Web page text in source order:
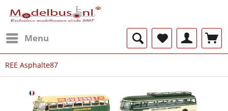
Menu
REE Asphalte87